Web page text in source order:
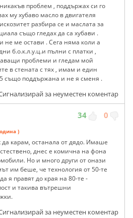
проблем , поддържах си го
му хубаво масло в двигателя
разбира се и маслата за
също гледах да са хубави .
не ме остави . Сега няма коли а
б.о.к.л.у.ц.и пълни с платки ,
проблеми и гледам мой
в стената с тях , имам и един
също поддържана и не я сменя .
за неуместен коментар
34 0
)
да карам, останала от дядо. Имаше
днес е комична на фона
Но и много други от онази
им беше, че технология от 50-те
я правят до края на 80-те -
и такива вътрешни
за неуместен коментар